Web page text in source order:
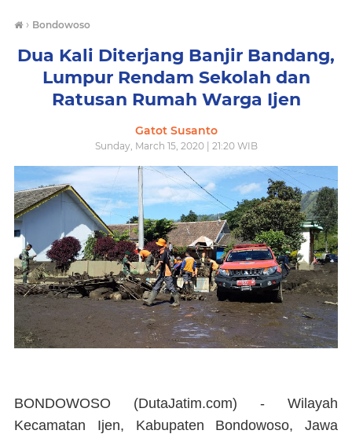
› Bondowoso
Dua Kali Diterjang Banjir Bandang,
Lumpur Rendam Sekolah dan
Ratusan Rumah Warga Ijen
Gatot Susanto
Sunday, March 15, 2020 | 21:20 WIB
BONDOWOSO (DutaJatim.com) - Wilayah
Kecamatan Ijen, Kabupaten Bondowoso, Jawa